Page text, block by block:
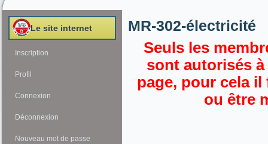
Le site internet
Inscription
Profil
Connexion
Déconnexion
Nouveau mot de passe
MR-302-électricité
Seuls les
sont autorisés
page, pour cela
ou être